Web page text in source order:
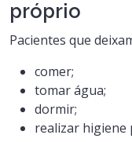
próprio
Pacientes que
comer;
tomar água;
dormir;
realizar higiene